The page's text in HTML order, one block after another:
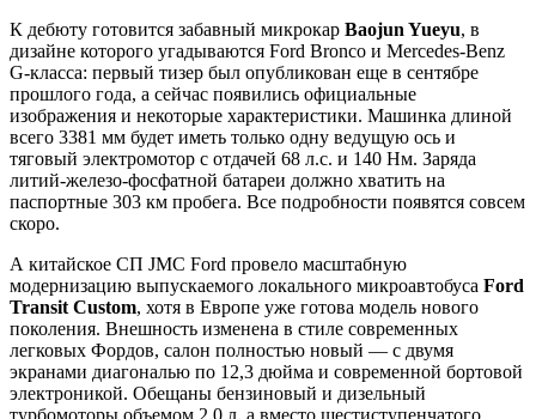
К дебюту готовится забавный микрокар Baojun Yueyu, в
дизайне которого угадываются Ford Bronco и Mercedes-Benz
G-класса: первый тизер был опубликован еще в сентябре
прошлого года, а сейчас появились официальные
изображения и некоторые характеристики. Машинка длиной
всего 3381 мм будет иметь только одну ведущую ось и
тяговый электромотор с отдачей 68 л.с. и 140 Нм. Заряда
литий-железо-фосфатной батареи должно хватить на
паспортные 303 км пробега. Все подробности появятся совсем
скоро.
А китайское СП JMC Ford провело масштабную
модернизацию выпускаемого локального микроавтобуса Ford
Transit Custom, хотя в Европе уже готова модель нового
поколения. Внешность изменена в стиле современных
легковых Фордов, салон полностью новый — с двумя
экранами диагональю по 12,3 дюйма и современной бортовой
электроникой. Обещаны бензиновый и дизельный
турбомоторы объемом 2,0 л, а вместо шестиступенчатого